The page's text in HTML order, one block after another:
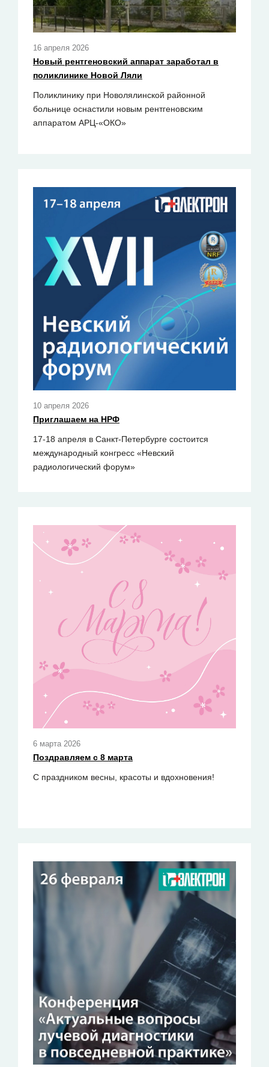
16 апреля 2026
Новый рентгеновский аппарат заработал в
поликлинике Новой Ляли
Поликлинику при Новолялинской районной
больнице оснастили новым рентгеновским
аппаратом АРЦ-«ОКО»
10 апреля 2026
Приглашаем на НРФ
17-18 апреля в Санкт-Петербурге состоится
международный конгресс «Невский
радиологический форум»
6 марта 2026
Пoздравляем с 8 марта
C праздником весны, красоты и вдохновения!